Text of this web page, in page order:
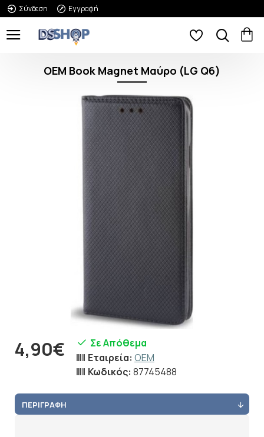
Σύνδεση Εγγραφή
OEM Book Magnet Μαύρο (LG Q6)
4,90€
Σε Απόθεμα
Εταιρεία: OEM
Κωδικός: 87745488
ΠΕΡΙΓΡΑΦΉ